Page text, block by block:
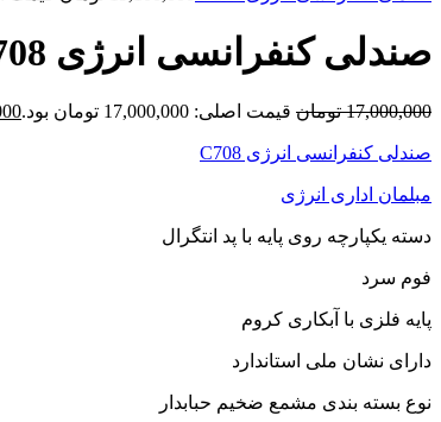
صندلی کنفرانسی انرژی C708
17,000,000 تومان قیمت اصلی: 17,000,000 تومان بود.
صندلی کنفرانسی انرژی C708
مبلمان اداری انرژی
دسته یکپارچه روی پایه با پد انتگرال
فوم سرد
پایه فلزی با آبکاری کروم
دارای نشان ملی استاندارد
نوع بسته بندی مشمع ضخیم حبابدار